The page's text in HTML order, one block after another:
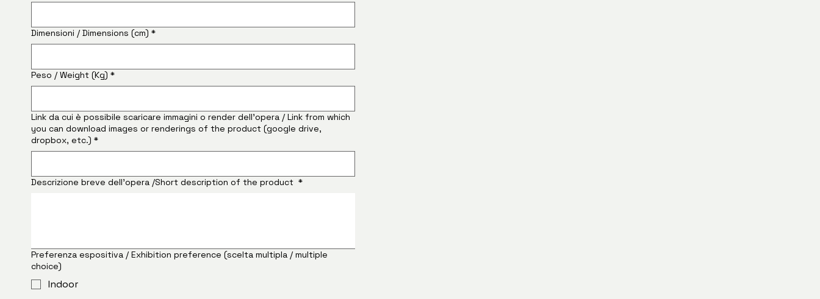
Dimensioni / Dimensions (cm) *
Peso / Weight (Kg) *
Link da cui è possibile scaricare immagini o render dell'opera / Link from which
you can download images or renderings of the product (google drive,
dropbox, etc.) *
Descrizione breve dell'opera /Short description of the product *
Preferenza espositiva / Exhibition preference (scelta multipla / multiple
choice)
Indoor